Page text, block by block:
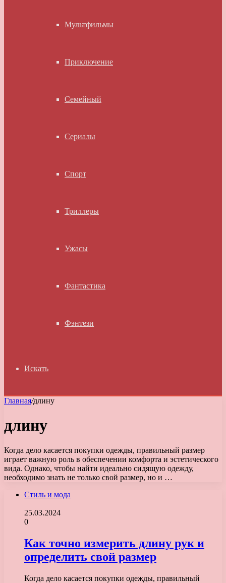
Мультфильмы
Приключение
Семейный
Сериалы
Спорт
Триллеры
Ужасы
Фантастика
Фэнтези
Искать
Главная/длину
длину
Когда дело касается покупки одежды, правильный размер
играет важную роль в обеспечении комфорта и эстетического
вида. Однако, чтобы найти идеально сидящую одежду,
необходимо знать не только свой размер, но и …
Стиль и мода
25.03.2024
0
Как точно измерить длину рук и
определить свой размер
Когда дело касается покупки одежды, правильный